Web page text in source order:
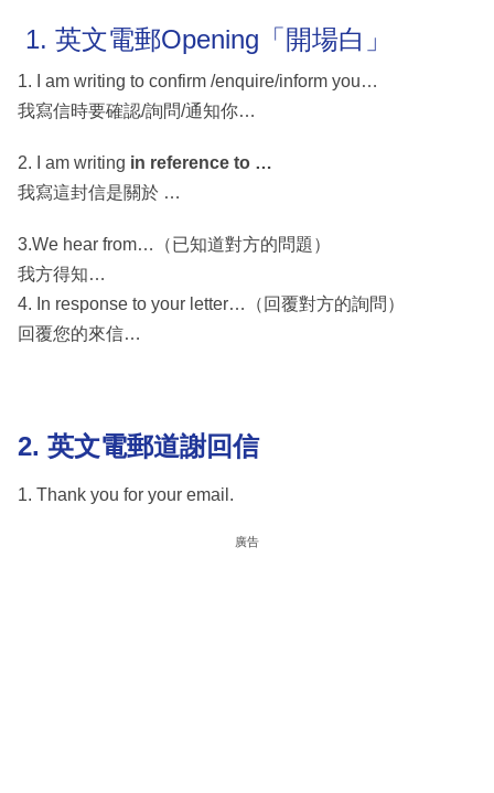
1. 英文電郵Opening「開場白」
1. I am writing to confirm /enquire/inform you…
我寫信時要確認/詢問/通知你…
2. I am writing in reference to …
我寫這封信是關於 …
3.We hear from…（已知道對方的問題）
我方得知…
4. In response to your letter…（回覆對方的詢問）
回覆您的來信…
2. 英文電郵道謝回信
1. Thank you for your email.
廣告